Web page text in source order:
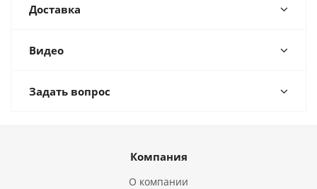
Доставка
Видео
Задать вопрос
Компания
О компании